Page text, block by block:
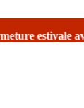
Merci de